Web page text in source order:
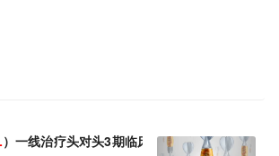
）一线治疗头对头3期临床：Iclusig(普纳替尼)